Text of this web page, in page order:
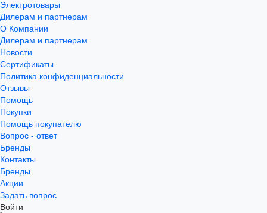
Электротовары
Дилерам и партнерам
О Компании
Дилерам и партнерам
Новости
Сертификаты
Политика конфиденциальности
Отзывы
Помощь
Покупки
Помощь покупателю
Вопрос - ответ
Бренды
Контакты
Бренды
Акции
Задать вопрос
Войти